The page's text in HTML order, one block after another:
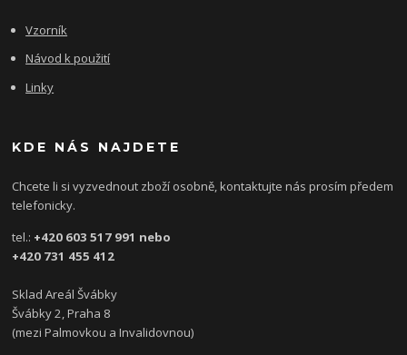
Vzorník
Návod k použití
Linky
KDE NÁS NAJDETE
Chcete li si vyzvednout zboží osobně, kontaktujte nás prosím předem
telefonicky.
tel.: +420 603 517 991 nebo
+420 731 455 412
Sklad Areál Švábky
Švábky 2, Praha 8
(mezi Palmovkou a Invalidovnou)